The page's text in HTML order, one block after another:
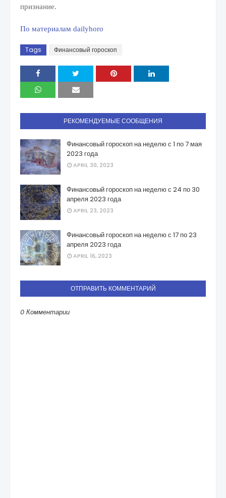
признание.
По материалам dailyhoro
Tags Финансовый гороскоп
РЕКОМЕНДУЕМЫЕ СООБЩЕНИЯ
Финансовый гороскоп на неделю с 1 по 7 мая
2023 года
APRIL 30, 2023
Финансовый гороскоп на неделю с 24 по 30
апреля 2023 года
APRIL 23, 2023
Финансовый гороскоп на неделю с 17 по 23
апреля 2023 года
APRIL 16, 2023
ОТПРАВИТЬ КОММЕНТАРИЙ
0 Комментарии